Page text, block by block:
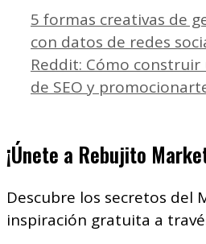
5 formas creativas de
con datos de redes
Reddit: Cómo
de SEO y
¡Únete a Rebujito
Descubre los secretos del
inspiración gratuita a